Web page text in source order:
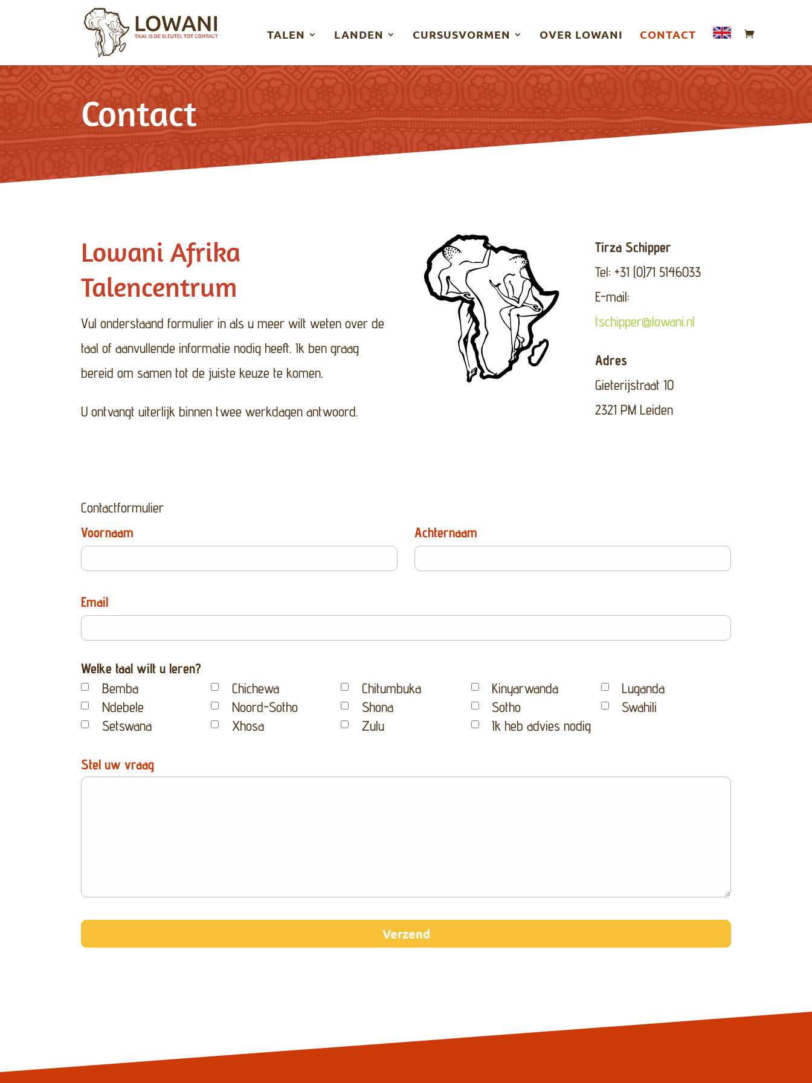
TALEN LANDEN CURSUSVORMEN OVER LOWANI CONTACT
Contact
Lowani Afrika
Talencentrum
Vul onderstaand formulier in als u meer wilt weten over de
taal of aanvullende informatie nodig heeft. Ik ben graag
bereid om samen tot de juiste keuze te komen.
U ontvangt uiterlijk binnen twee werkdagen antwoord.
Tirza Schipper
Tel: +31 (0)71 5146033
E-mail:
tschipper@lowani.nl
Adres
Gieterijstraat 10
2321 PM Leiden
Contactformulier
Voornaam
Achternaam
Email
Welke taal wilt u leren?
Bemba
Chichewa Chitumbuka Kinyarwanda
Luganda
Ndebele
Noord-Sotho Shona Sotho
Swahili
Setswana
Xhosa Zulu Ik heb advies nodig
Stel uw vraag